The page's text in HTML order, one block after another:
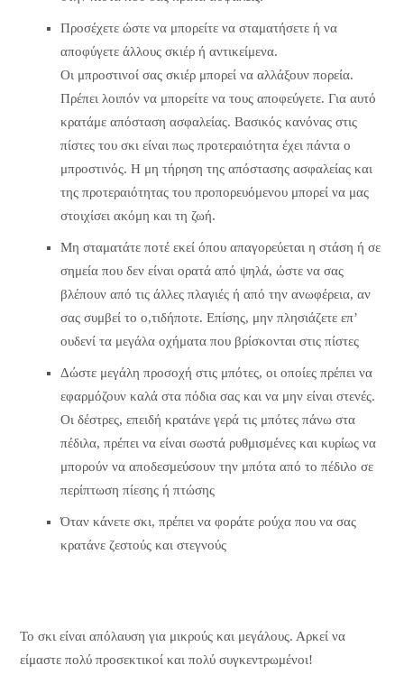
Προσέχετε ώστε να μπορείτε να σταματήσετε ή να
αποφύγετε άλλους σκιέρ ή αντικείμενα.
Οι μπροστινοί σας σκιέρ μπορεί να αλλάξουν πορεία.
Πρέπει λοιπόν να μπορείτε να τους αποφεύγετε. Για αυτό
κρατάμε απόσταση ασφαλείας. Βασικός κανόνας στις
πίστες του σκι είναι πως προτεραιότητα έχει πάντα ο
μπροστινός. Η μη τήρηση της απόστασης ασφαλείας και
της προτεραιότητας του προπορευόμενου μπορεί να μας
στοιχίσει ακόμη και τη ζωή.
Μη σταματάτε ποτέ εκεί όπου απαγορεύεται η στάση ή σε
σημεία που δεν είναι ορατά από ψηλά, ώστε να σας
βλέπουν από τις άλλες πλαγιές ή από την ανωφέρεια, αν
σας συμβεί το ο,τιδήποτε. Επίσης, μην πλησιάζετε επ’
ουδενί τα μεγάλα οχήματα που βρίσκονται στις πίστες
Δώστε μεγάλη προσοχή στις μπότες, οι οποίες πρέπει να
εφαρμόζουν καλά στα πόδια σας και να μην είναι στενές.
Οι δέστρες, επειδή κρατάνε γερά τις μπότες πάνω στα
πέδιλα, πρέπει να είναι σωστά ρυθμισμένες και κυρίως να
μπορούν να αποδεσμεύσουν την μπότα από το πέδιλο σε
περίπτωση πίεσης ή πτώσης
Όταν κάνετε σκι, πρέπει να φοράτε ρούχα που να σας
κρατάνε ζεστούς και στεγνούς
Το σκι είναι απόλαυση για μικρούς και μεγάλους. Αρκεί να
είμαστε πολύ προσεκτικοί και πολύ συγκεντρωμένοι!